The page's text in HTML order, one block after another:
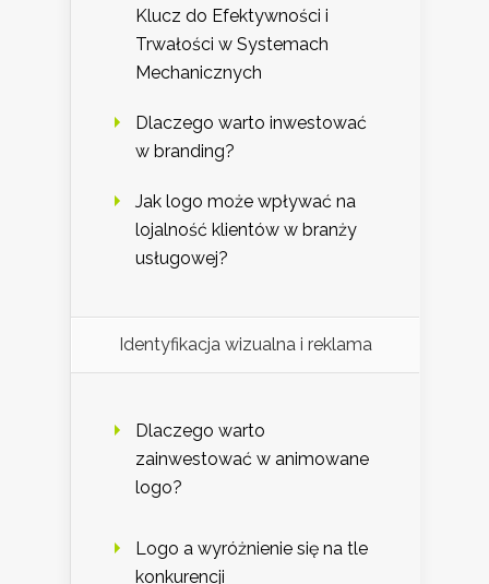
Klucz do Efektywności i
Trwałości w Systemach
Mechanicznych
Dlaczego warto inwestować
w branding?
Jak logo może wpływać na
lojalność klientów w branży
usługowej?
Identyfikacja wizualna i reklama
Dlaczego warto
zainwestować w animowane
logo?
Logo a wyróżnienie się na tle
konkurencji